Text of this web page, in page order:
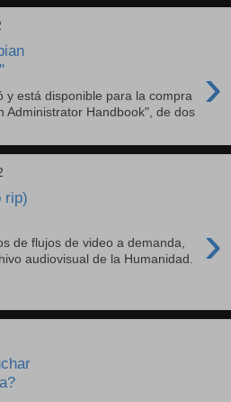
›
y está disponible para la compra
Administrator Handbook", de dos
rip)
›
de flujos de video a demanda,
audiovisual de la Humanidad.